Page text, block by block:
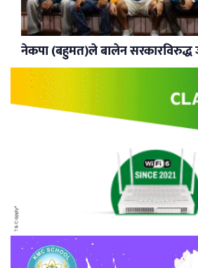
नेकपा (बहुमत)ले बालेन सरकारविरुद्ध